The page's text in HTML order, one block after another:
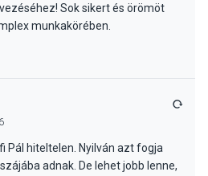
Sok sikert és örömöt
munkakörében.
Pál hiteltelen. Nyilván azt fogja
adnak. De lehet jobb lenne,